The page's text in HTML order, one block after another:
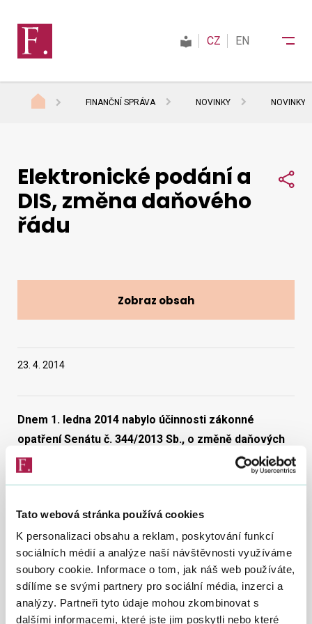
Tato webová stránka používá cookies
K personalizaci obsahu a reklam, poskytování funkcí
sociálních médií a analýze naší návštěvnosti využíváme
soubory cookie. Informace o tom, jak náš web používáte,
sdílíme se svými partnery pro sociální média, inzerci a
analýzy. Partneři tyto údaje mohou zkombinovat s
dalšími informacemi, které jste jim poskytli nebo které
Daně
Mezinárodní spolupráce
Vyhledat na webu
CZ EN
FINANČNÍ SPRÁVA NOVINKY NOVINKY
23. 4. 2014
Dnem 1. ledna 2014 nabylo účinnosti zákonné
opatření Senátu č. 344/2013 Sb., o změně daňových
zákonů v souvislosti s rekodifikací soukromého
O významných změnách, ke kterým došlo právě v oblasti
elektronických služeb poskytovaných Finanční správou ČR,
jedná se o § 69, § 69a, § 69b a § 71 daňového řádu, jsme
informovali v předchozích aktualitách.
Podle § 69a odst. 2 zákona č. 280/2009 Sb., daňový řád, ve
znění pozdějších předpisů, správce daně zřídil k 1. 4. 2014 z
moci úřední daňovou informační schránku (dále jen „DIS“)
daňovým subjektům, kterým byla zpřístupněna datová
Elektronické podání a
DIS, změna daňového
řádu
Zobraz obsah